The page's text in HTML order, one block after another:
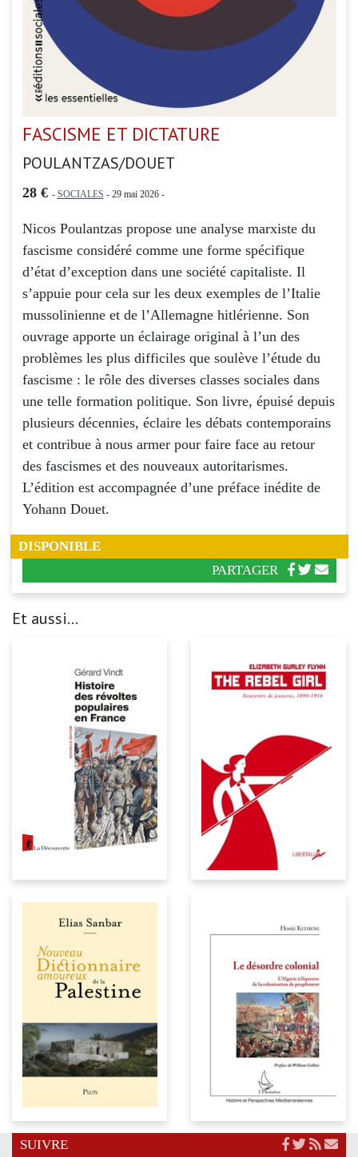
FASCISME ET DICTATURE
POULANTZAS/DOUET
28 € - SOCIALES - 29 mai 2026 -
Nicos Poulantzas propose une analyse marxiste du
fascisme considéré comme une forme spécifique
d’état d’exception dans une société capitaliste. Il
s’appuie pour cela sur les deux exemples de l’Italie
mussolinienne et de l’Allemagne hitlérienne. Son
ouvrage apporte un éclairage original à l’un des
problèmes les plus difficiles que soulève l’étude du
fascisme : le rôle des diverses classes sociales dans
une telle formation politique. Son livre, épuisé depuis
plusieurs décennies, éclaire les débats contemporains
et contribue à nous armer pour faire face au retour
des fascismes et des nouveaux autoritarismes.
L’édition est accompagnée d’une préface inédite de
Yohann Douet.
DISPONIBLE
PARTAGER
Et aussi...
SUIVRE